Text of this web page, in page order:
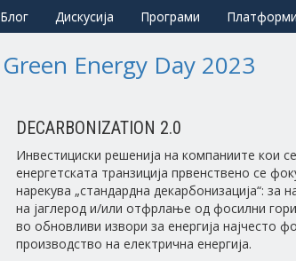
Блог Дискусија Програми Платформи
Green Energy Day 2023
DECARBONIZATION 2.0
Инвестициски решенија на компаниите кои
енергетската транзиција првенствено се
нарекува „стандардна декарбонизација“: за
на јаглерод и/или отфрлање од фосилни
во обновливи извори за енергија најчесто
производство на електрична енергија.